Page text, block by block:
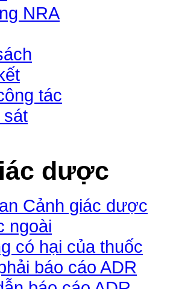
NRA
tác
sát
dược
Cảnh giác dược
ngoài
có hại của thuốc
báo cáo ADR